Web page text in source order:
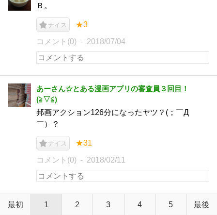
Ｂ。
ナイス ★3
コメント(0) 2018/07/04
あーさん☆とある漫画アプリの審査員３回目！
(⁠≧⁠▽⁠≦⁠)
邦画アクション126分になったヤツ？(；￣Д
￣）？
ナイス ★31
コメント(0) 2018/02/11
最初 1 2 3 4 5 最後